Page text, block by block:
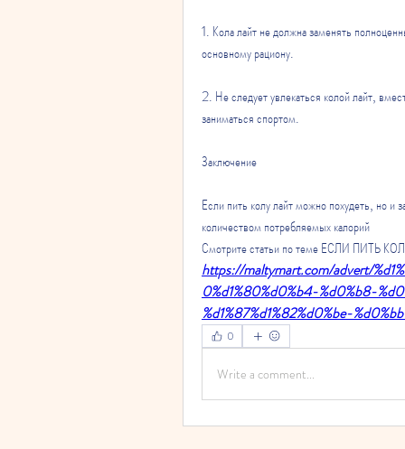
1. Кола лайт не должна заменять
основному рациону.
2. Не следует увлекаться колой лайт,
заниматься спортом.
Заключение
Если пить колу лайт можно похудеть, но и
количеством потребляемых калорий
Смотрите статьи по теме ЕСЛИ ПИТЬ
https://maltymart.com/advert/
0%d1%80%d0%b4-%d0%b8-
%d1%87%d1%82%d0%be-
0
Write a comment...